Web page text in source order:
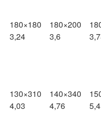
180×180
3,24
180×200
3,6
130×310
4,03
140×340
4,76
5,4